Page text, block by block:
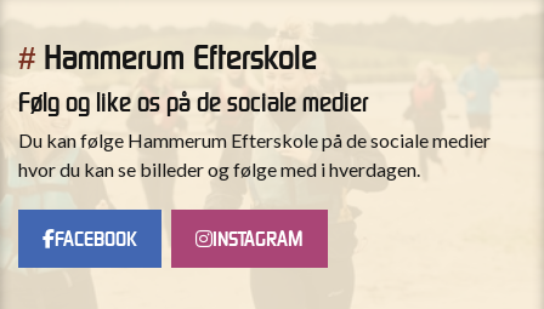
# Hammerum Efterskole
Følg og like os på de sociale medier
Du kan følge Hammerum Efterskole på de sociale medier
hvor du kan se billeder og følge med i hverdagen.
FACEBOOK INSTAGRAM